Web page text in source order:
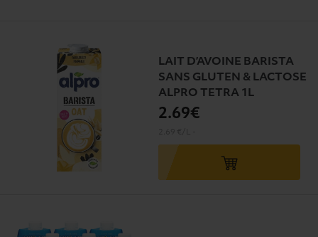
LAIT D’AVOINE BARISTA
SANS GLUTEN & LACTOSE
ALPRO TETRA 1L
2.69€